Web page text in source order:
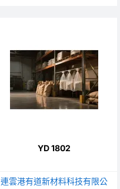
YD 1802
連雲港有道新材料科技有限公